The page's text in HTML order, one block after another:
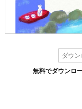
無料でダウンロ